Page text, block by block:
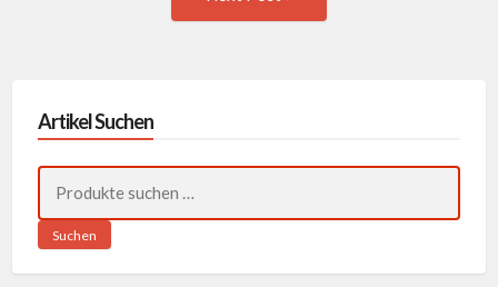
Artikel Suchen
nach:
Suchen